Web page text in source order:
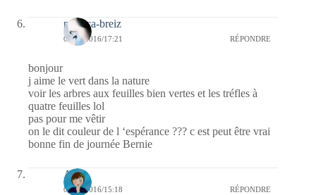
monica-breiz
04/04/2016/17:21 RÉPONDRE
bonjour
j aime le vert dans la nature
voir les arbres aux feuilles bien vertes et les tréfles à
quatre feuilles lol
pas pour me vêtir
on le dit couleur de l ‘espérance ??? c est peut être vrai
bonne fin de journée Bernie
Ax-L
04/04/2016/15:18 RÉPONDRE